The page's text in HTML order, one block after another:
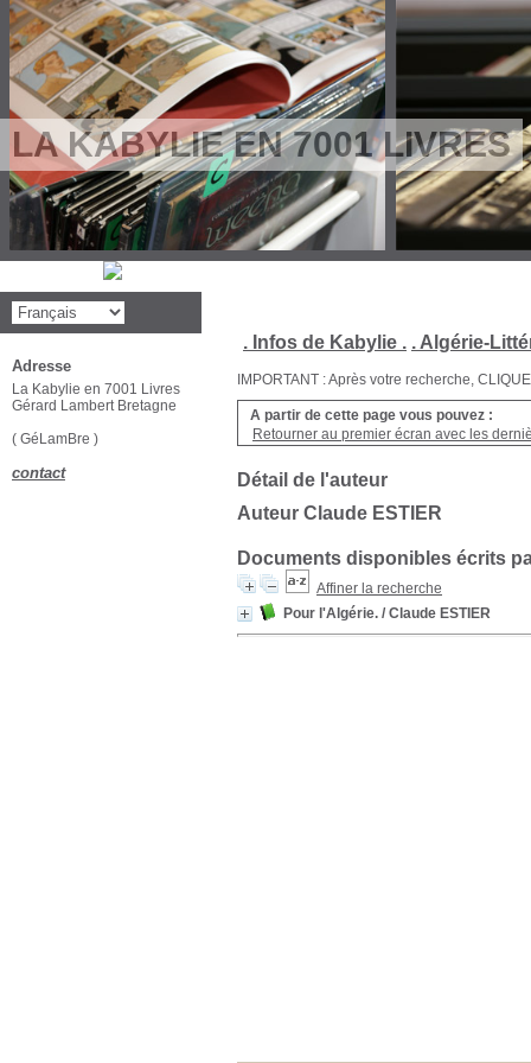
LA KABYLIE EN 7001 LIVRES
. Infos de Kabylie . . Algérie-
IMPORTANT : Après votre recherche,
A partir de cette page vous pouvez :
Retourner au premier écran avec les
Détail de l'auteur
Auteur Claude ESTIER
Documents disponibles écrits
Affiner la recherche
Pour l'Algérie. / Claude ESTIER
Adresse
La Kabylie en 7001 Livres
Gérard Lambert Bretagne
( GéLamBre )
contact